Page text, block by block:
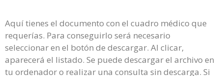
Aquí tienes el documento con el cuadro médico que
requerías. Para conseguirlo será necesario
seleccionar en el botón de descargar. Al clicar,
aparecerá el listado. Se puede descargar el archivo en
tu ordenador o realizar una consulta sin descarga. Si